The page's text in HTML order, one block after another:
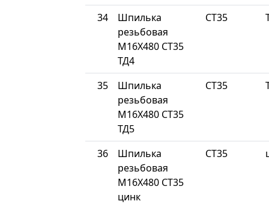
34
Шпилька
резьбовая
М16Х480 СТ35
ТД4
СТ35
35
Шпилька
резьбовая
М16Х480 СТ35
ТД5
СТ35
36
Шпилька
резьбовая
М16Х480 СТ35
цинк
СТ35